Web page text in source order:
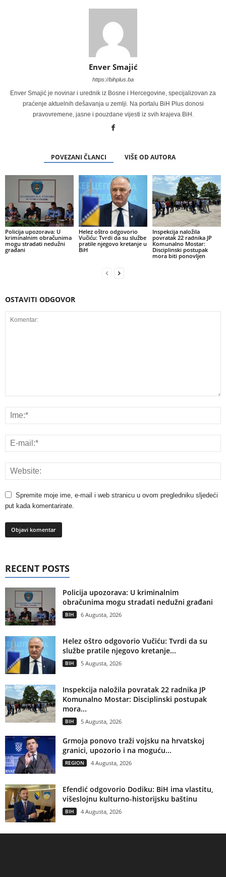
Enver Smajić
https://bihplus.ba
Enver Smajić je novinar i urednik iz Bosne i Hercegovine, specijalizovan za
praćenje aktuelnih dešavanja u zemlji. Na portalu BiH Plus donosi
pravovremene, jasne i pouzdane vijesti iz svih krajeva BiH.
POVEZANI ČLANCI VIŠE OD AUTORA
Policija upozorava: U
kriminalnim obračunima
mogu stradati nedužni
građani
Helez oštro odgovorio
Vučiću: Tvrdi da su službe
pratile njegovo kretanje u
BiH
Inspekcija naložila
povratak 22 radnika JP
Komunalno Mostar:
Disciplinski postupak
mora biti ponovljen
OSTAVITI ODGOVOR
Spremite moje ime, e-mail i web stranicu u ovom pregledniku sljedeći
put kada komentarirate.
RECENT POSTS
Policija upozorava: U kriminalnim
obračunima mogu stradati nedužni građani
BIH 6 Augusta, 2026
Helez oštro odgovorio Vučiću: Tvrdi da su
službe pratile njegovo kretanje...
BIH 5 Augusta, 2026
Inspekcija naložila povratak 22 radnika JP
Komunalno Mostar: Disciplinski postupak
mora...
BIH 5 Augusta, 2026
Grmoja ponovo traži vojsku na hrvatskoj
granici, upozorio i na moguću...
REGION 4 Augusta, 2026
Efendić odgovorio Dodiku: BiH ima vlastitu,
višeslojnu kulturno-historijsku baštinu
BIH 4 Augusta, 2026